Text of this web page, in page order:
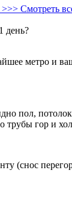
Смотреть
день?
метро и
пол,
трубы гор и
(снос